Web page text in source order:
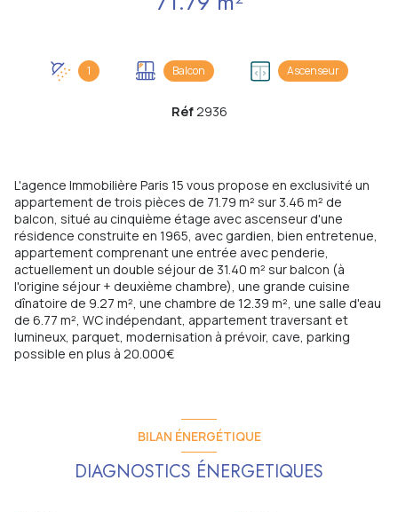
1 Balcon Ascenseur
Réf2936
L'agence Immobilière Paris 15 vous propose en exclusivité un
appartement de trois pièces de 71.79 m² sur 3.46 m² de
balcon, situé au cinquième étage avec ascenseur d'une
résidence construite en 1965, avec gardien, bien entretenue,
appartement comprenant une entrée avec penderie,
actuellement un double séjour de 31.40 m² sur balcon (à
l'origine séjour + deuxième chambre), une grande cuisine
dînatoire de 9.27 m², une chambre de 12.39 m², une salle d'eau
de 6.77 m², WC indépendant, appartement traversant et
lumineux, parquet, modernisation à prévoir, cave, parking
possible en plus à 20.000€
BILAN ÉNERGÉTIQUE
DIAGNOSTICS ÉNERGETIQUES